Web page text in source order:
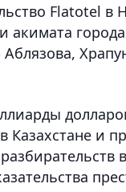
Flatotel
Казахстане и